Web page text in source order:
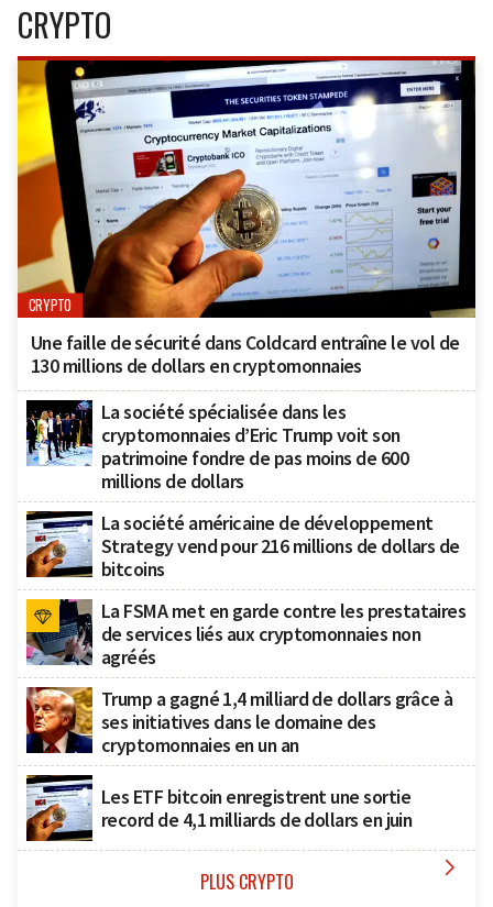
CRYPTO
CRYPTO
Une faille de sécurité dans Coldcard entraîne le vol de
130 millions de dollars en cryptomonnaies
La société spécialisée dans les
cryptomonnaies d’Eric Trump voit son
patrimoine fondre de pas moins de 600
millions de dollars
La société américaine de développement
Strategy vend pour 216 millions de dollars de
bitcoins
La FSMA met en garde contre les prestataires
de services liés aux cryptomonnaies non
agréés
Trump a gagné 1,4 milliard de dollars grâce à
ses initiatives dans le domaine des
cryptomonnaies en un an
Les ETF bitcoin enregistrent une sortie
record de 4,1 milliards de dollars en juin
PLUS CRYPTO 